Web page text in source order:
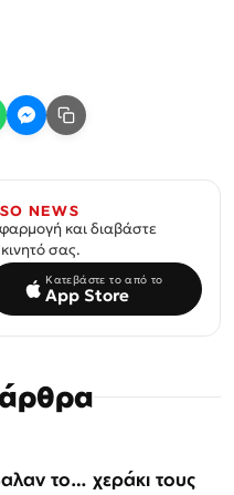
NEWS
και διαβάστε
σας.
Κατεβάστε το από το
App Store
το… χεράκι τους